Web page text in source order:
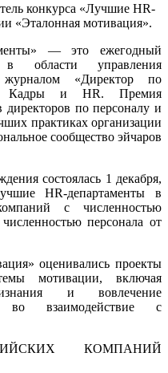
конкурса «Лучшие HR-
«Эталонная мотивация».
— это ежегодный
в области управления
журналом «Директор по
Кадры и НR. Премия
директоров по персоналу и
практиках организации
сообщество эйчаров
состоялась 1 декабря,
НR-департаменты в
с численностью
персонала от
оценивались проекты
мотивации, включая
и вовлечение
во взаимодействие с
КОМПАНИЙ